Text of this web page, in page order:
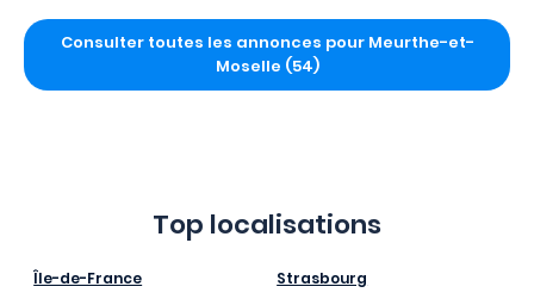
Consulter toutes les annonces pour Meurthe-et-
Moselle (54)
Top localisations
Île-de-France
Strasbourg